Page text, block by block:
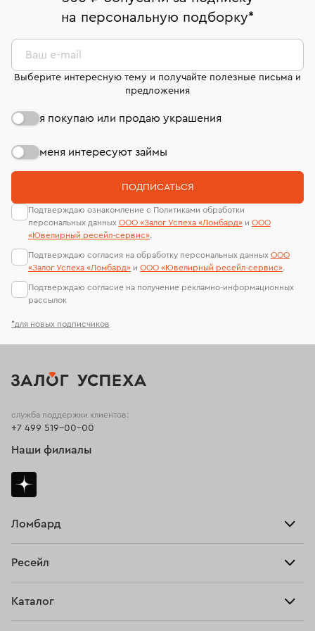
право передумать, если изделие вам не подошло. 7
дней на возврат. Детальные условия возврата
комиссионных украшений и часов смотрите на
странице«Возврат украшений»
На особо ценные изделия получены
сертификаты МГУ и других геммологических
лабораторий
на персональную подборку*
*для новых подписчиков
Ваш e-mail
Выберите интересную тему и получайте полезные письма и
предложения
я покупаю или продаю украшения
меня интересуют займы
ПОДПИСАТЬСЯ
Подтверждаю ознакомление с Политиками обработки
персональных данных ООО «Залог Успеха «Ломбард» и ООО
«Ювелирный ресейл-сервиc».
Подтверждаю согласия на обработку персональных данных ООО
«Залог Успеха «Ломбард» и ООО «Ювелирный ресейл-сервиc».
Подтверждаю согласие на получение рекламно-информационных
рассылок
Ломбард
Тарифы
Ресейл
Каталог
служба поддержки клиентов:
+7 499 519-00-00
Наши филиалы